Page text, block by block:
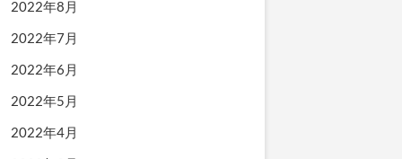
2022年8月
2022年7月
2022年6月
2022年5月
2022年4月